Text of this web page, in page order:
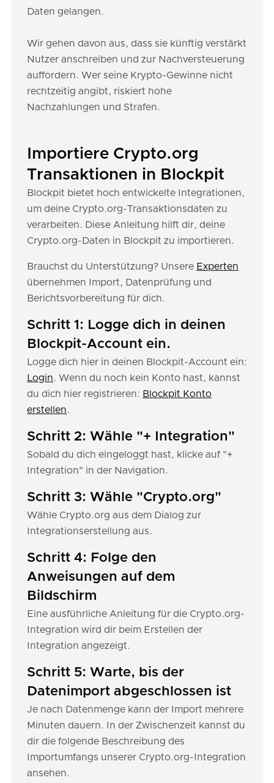
Daten gelangen.
Wir gehen davon aus, dass sie künftig verstärkt
Nutzer anschreiben und zur Nachversteuerung
auffordern. Wer seine Krypto-Gewinne nicht
rechtzeitig angibt, riskiert hohe
Nachzahlungen und Strafen.
Importiere Crypto.org
Transaktionen in Blockpit
Blockpit bietet hoch entwickelte Integrationen,
um deine Crypto.org-Transaktionsdaten zu
verarbeiten. Diese Anleitung hilft dir, deine
Crypto.org-Daten in Blockpit zu importieren.
Brauchst du Unterstützung? Unsere Experten
übernehmen Import, Datenprüfung und
Berichtsvorbereitung für dich.
Schritt 1: Logge dich in deinen
Blockpit-Account ein.
Logge dich hier in deinen Blockpit-Account ein:
Login. Wenn du noch kein Konto hast, kannst
du dich hier registrieren: Blockpit Konto
erstellen.
Schritt 2: Wähle "+ Integration"
Sobald du dich eingeloggt hast, klicke auf "+
Integration" in der Navigation.
Schritt 3: Wähle "Crypto.org"
Wähle Crypto.org aus dem Dialog zur
Integrationserstellung aus.
Schritt 4: Folge den
Anweisungen auf dem
Bildschirm
Eine ausführliche Anleitung für die Crypto.org-
Integration wird dir beim Erstellen der
Integration angezeigt.
Schritt 5: Warte, bis der
Datenimport abgeschlossen ist
Je nach Datenmenge kann der Import mehrere
Minuten dauern. In der Zwischenzeit kannst du
dir die folgende Beschreibung des
Importumfangs unserer Crypto.org-Integration
ansehen.